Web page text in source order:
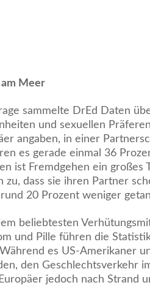
am Meer
sammelte DrEd Daten
und sexuellen
angaben, in einer
es gerade einmal 36
ist Fremdgehen ein großes
zu, dass sie ihren Partner
20 Prozent weniger
beliebtesten
und Pille führen die
es US-Amerikaner
den Geschlechtsverkehr
jedoch nach Strand